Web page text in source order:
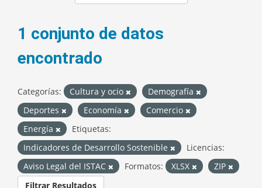
1 conjunto de datos
encontrado
Categorías: Cultura y ocio
Demografía
Deportes
Economía
Comercio
Energía
Etiquetas:
Indicadores de Desarrollo Sostenible
Licencias:
Aviso Legal del ISTAC
Formatos: XLSX
ZIP
Filtrar Resultados